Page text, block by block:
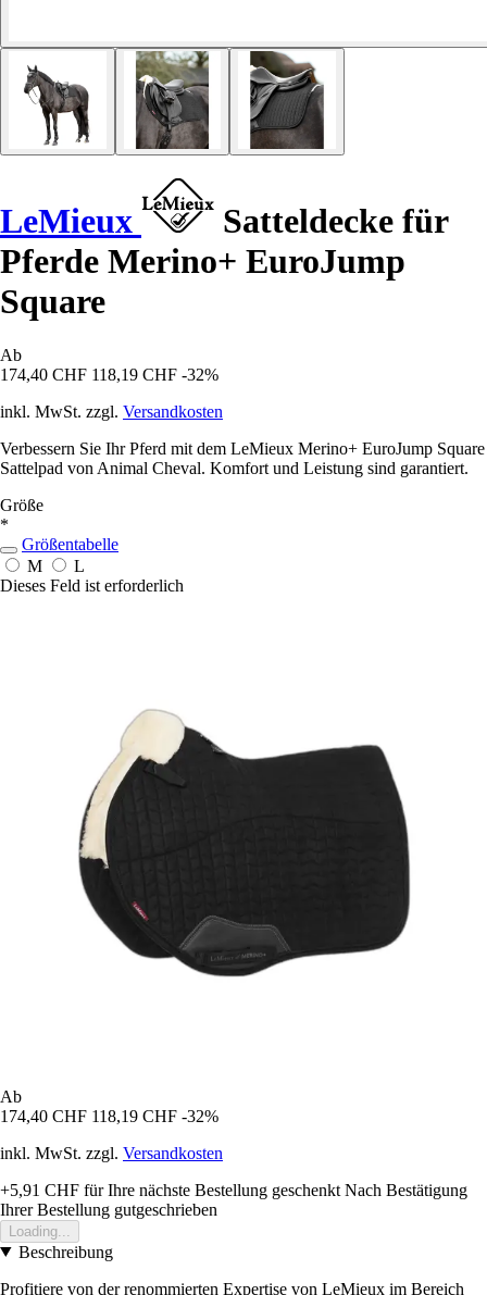
LeMieux
Satteldecke für
Pferde Merino+ EuroJump
Square
Ab
174,40 CHF 118,19 CHF -32%
inkl. MwSt. zzgl. Versandkosten
Verbessern Sie Ihr Pferd mit dem LeMieux Merino+ EuroJump Square
Sattelpad von Animal Cheval. Komfort und Leistung sind garantiert.
Größe
*
Größentabelle
M
L
Dieses Feld ist erforderlich
Ab
174,40 CHF 118,19 CHF -32%
inkl. MwSt. zzgl. Versandkosten
+5,91 CHF für Ihre nächste Bestellung geschenkt Nach Bestätigung
Ihrer Bestellung gutgeschrieben
Loading...
Beschreibung
Profitiere von der renommierten Expertise von LeMieux im Bereich